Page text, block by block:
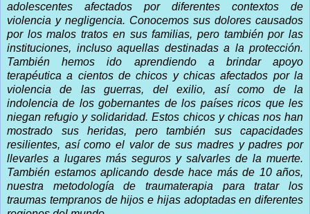
adolescentes afectados por diferentes contextos de
violencia y negligencia. Conocemos sus dolores causados
por los malos tratos en sus familias, pero también por las
instituciones, incluso aquellas destinadas a la protección.
También hemos ido aprendiendo a brindar apoyo
terapéutica a cientos de chicos y chicas afectados por la
violencia de las guerras, del exilio, así como de la
indolencia de los gobernantes de los países ricos que les
niegan refugio y solidaridad. Estos chicos y chicas nos han
mostrado sus heridas, pero también sus capacidades
resilientes, así como el valor de sus madres y padres por
llevarles a lugares más seguros y salvarles de la muerte.
También estamos aplicando desde hace más de 10 años,
nuestra metodología de traumaterapia para tratar los
traumas tempranos de hijos e hijas adoptadas en diferentes